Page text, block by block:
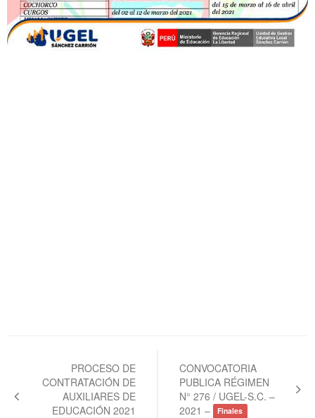
entradas
PROCESO DE
CONTRATACIÓN DE
AUXILIARES DE
EDUCACIÓN 2021
CONVOCATORIA
PUBLICA RÉGIMEN
N° 276 / UGEL-S.C. –
2021 –
Finales